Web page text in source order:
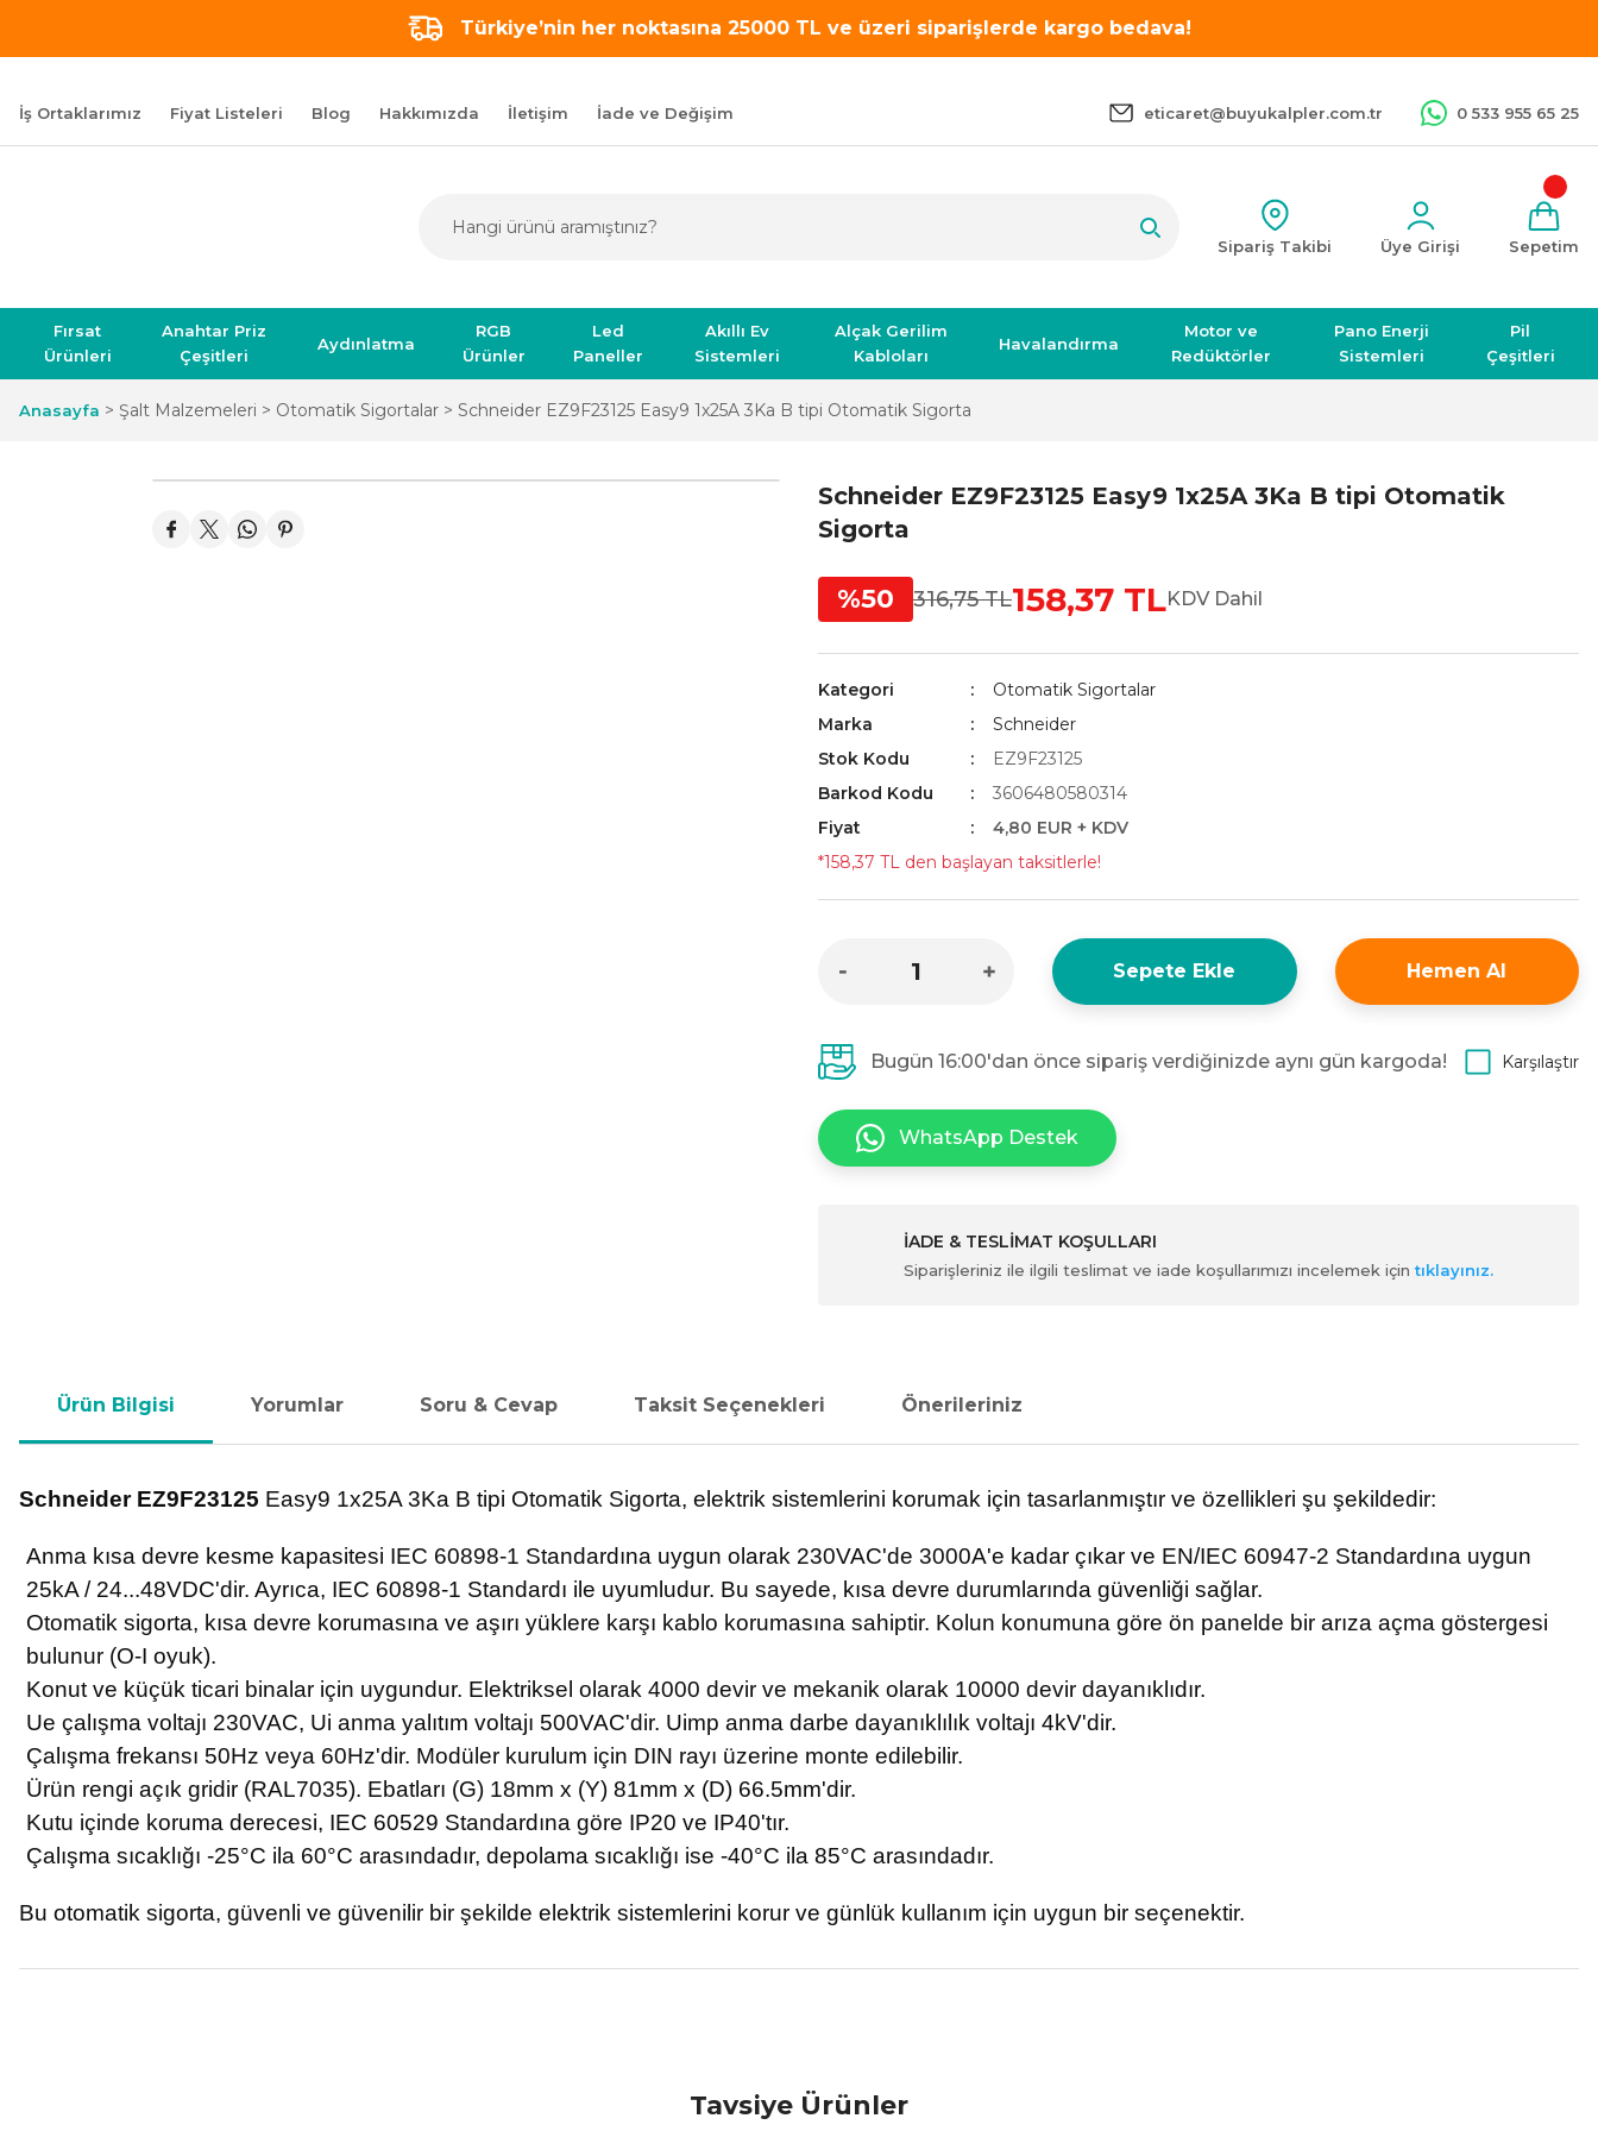
Türkiye’nin her noktasına 25000 TL ve üzeri siparişlerde kargo bedava!
İş Ortaklarımız Fiyat Listeleri Blog Hakkımızda İletişim İade ve Değişim eticaret@buyukalpler.com.tr 0 533 955 65 25
Sipariş Takibi Üye Girişi Sepetim
Fırsat
Ürünleri
Anahtar Priz
Çeşitleri
Aydınlatma
RGB
Ürünler
Led
Paneller
Akıllı Ev
Sistemleri
Alçak Gerilim
Kabloları
Havalandırma
Motor ve
Redüktörler
Pano Enerji
Sistemleri
Pil
Çeşitleri
Anasayfa Şalt Malzemeleri Otomatik Sigortalar Schneider EZ9F23125 Easy9 1x25A 3Ka B tipi Otomatik Sigorta
Schneider EZ9F23125 Easy9 1x25A 3Ka B tipi Otomatik
Sigorta
%50 316,75 TL158,37 TLKDV Dahil
Kategori
Otomatik Sigortalar
Marka
Schneider
Stok Kodu
EZ9F23125
Barkod Kodu
3606480580314
Fiyat
4,80 EUR + KDV
*158,37 TL den başlayan taksitlerle!
Sepete Ekle Hemen Al
Bugün 16:00'dan önce sipariş verdiğinizde aynı gün kargoda! Karşılaştır
WhatsApp Destek
İADE & TESLİMAT KOŞULLARI
Siparişleriniz ile ilgili teslimat ve iade koşullarımızı incelemek içintıklayınız.
Ürün Bilgisi Yorumlar Soru & Cevap Taksit Seçenekleri Önerileriniz
Schneider EZ9F23125 Easy9 1x25A 3Ka B tipi Otomatik Sigorta, elektrik sistemlerini korumak için tasarlanmıştır ve özellikleri şu şekildedir:
Anma kısa devre kesme kapasitesi IEC 60898-1 Standardına uygun olarak 230VAC'de 3000A'e kadar çıkar ve EN/IEC 60947-2 Standardına uygun
25kA / 24...48VDC'dir. Ayrıca, IEC 60898-1 Standardı ile uyumludur. Bu sayede, kısa devre durumlarında güvenliği sağlar.
Otomatik sigorta, kısa devre korumasına ve aşırı yüklere karşı kablo korumasına sahiptir. Kolun konumuna göre ön panelde bir arıza açma göstergesi
bulunur (O-I oyuk).
Konut ve küçük ticari binalar için uygundur. Elektriksel olarak 4000 devir ve mekanik olarak 10000 devir dayanıklıdır.
Ue çalışma voltajı 230VAC, Ui anma yalıtım voltajı 500VAC'dir. Uimp anma darbe dayanıklılık voltajı 4kV'dir.
Çalışma frekansı 50Hz veya 60Hz'dir. Modüler kurulum için DIN rayı üzerine monte edilebilir.
Ürün rengi açık gridir (RAL7035). Ebatları (G) 18mm x (Y) 81mm x (D) 66.5mm'dir.
Kutu içinde koruma derecesi, IEC 60529 Standardına göre IP20 ve IP40'tır.
Çalışma sıcaklığı -25°C ila 60°C arasındadır, depolama sıcaklığı ise -40°C ila 85°C arasındadır.
Bu otomatik sigorta, güvenli ve güvenilir bir şekilde elektrik sistemlerini korur ve günlük kullanım için uygun bir seçenektir.
Tavsiye Ürünler